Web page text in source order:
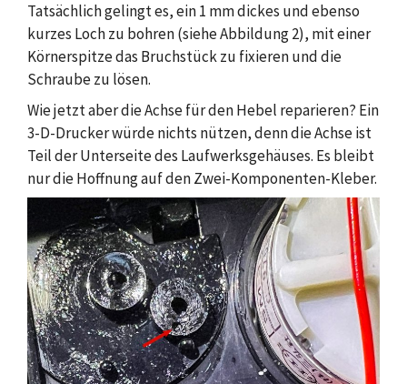
Tatsächlich gelingt es, ein 1 mm dickes und ebenso
kurzes Loch zu bohren (siehe Abbildung 2), mit einer
Körnerspitze das Bruchstück zu fixieren und die
Schraube zu lösen.
Wie jetzt aber die Achse für den Hebel reparieren? Ein
3-D-Drucker würde nichts nützen, denn die Achse ist
Teil der Unterseite des Laufwerksgehäuses. Es bleibt
nur die Hoffnung auf den Zwei-Komponenten-Kleber.